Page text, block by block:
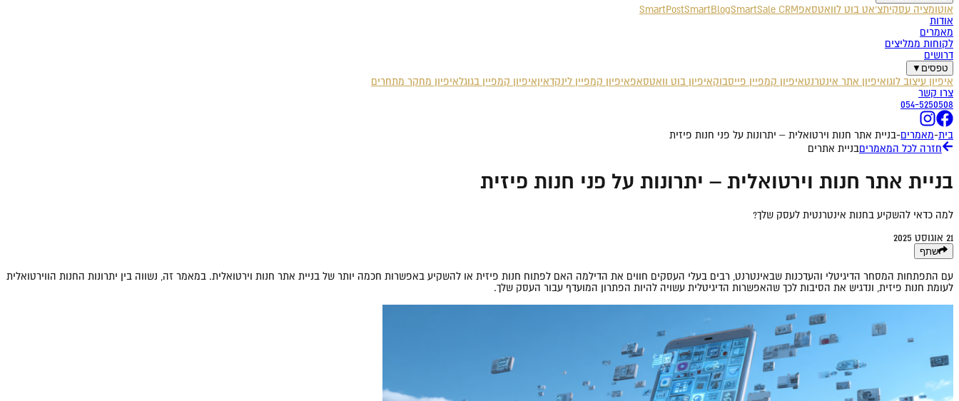
אוטומציה עסקיתצ'אט בוט לוואטסאפ SmartPostSmartBlogSmartSale CRM
אודות
מאמרים
לקוחות ממליצים
דרושים
טפסים ▼
איפיון עיצוב לוגואיפיון אתר אינטרנטאיפיון קמפיין פייסבוקאיפיון בוט וואטסאפאיפיון קמפיין לינקדאיןאיפיון קמפיין בגוגלאיפיון מחקר מתחרים
צרו קשר
054-5250508
בית-מאמרים-בניית אתר חנות וירטואלית – יתרונות על פני חנות פיזית
חזרה לכל המאמריםבניית אתרים
בניית אתר חנות וירטואלית – יתרונות על פני חנות פיזית
למה כדאי להשקיע בחנות אינטרנטית לעסק שלך?
21 אוגוסט 2025
שתף
עם התפתחות המסחר הדיגיטלי והעדכנות שבאינטרנט, רבים בעלי העסקים חווים את הדילמה האם לפתוח חנות פיזית או להשקיע באפשרות חכמה יותר של בניית אתר חנות וירטואלית. במאמר זה, נשווה בין יתרונות החנות הווירטואלית
לעומת חנות פיזית, ונדגיש את הסיבות לכך שהאפשרות הדיגיטלית עשויה להיות הפתרון המועדף עבור העסק שלך.